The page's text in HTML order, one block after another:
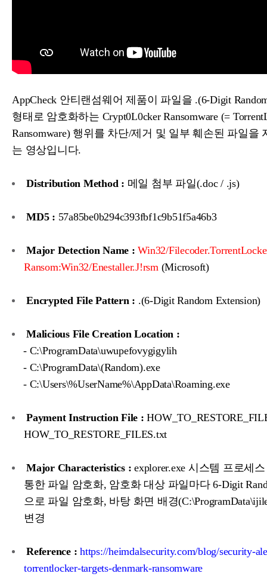
AppCheck 안티랜섬웨어 제품이 파일을 .(6-Digit
형태로 암호화하는 Crypt0L0cker Ransomware (=
Ransomware) 행위를 차단/제거 및 일부 훼손된 파일을
는 영상입니다.
Distribution Method : 메일 첨부 파일(.doc / .js)
MD5 : 57a85be0b294c393fbf1c9b51f5a46b3
Major Detection Name : Win32/
Ransom:Win32/Enestaller.J!rsm(Microsoft)
Encrypted File Pattern : .(6-Digit Random Extension)
Malicious File Creation Location :
- C:\ProgramData\uwupefovygigylih
- C:\ProgramData\(Random).exe
- C:\Users\%UserName%\AppData\Roaming.exe
Payment Instruction File :
HOW_TO_RESTORE_FILES.txt
Major Characteristics : explorer.exe 시스템 프로세
통한 파일 암호화, 암호화 대상 파일마다 6-Digit
으로 파일 암호화, 바탕 화면 배경
변경
Reference : https://heimdalsecurity.com/blog/security-
torrentlocker-targets-denmark-ransomware